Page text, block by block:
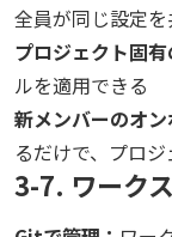
全員が同じ設定
プロジェクト固有
ルを適用できる
新メンバーのオン
るだけで、プロ
3-7. ワーク